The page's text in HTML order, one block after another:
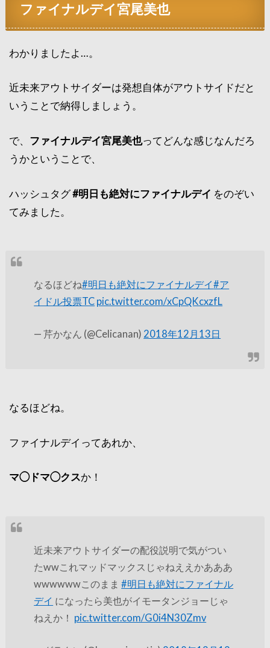
ファイナルデイ宮尾美也
わかりましたよ…。
近未来アウトサイダーは発想自体がアウトサイドだと
いうことで納得しましょう。
で、 ファイナルデイ宮尾美也ってどんな感じなんだろ
うかということで、
ハッシュタグ#明日も絶対にファイナルデイ をのぞい
てみました。
なるほどね#明日も絶対にファイナルデイ#ア
イドル投票TC pic.twitter.com/xCpQKcxzfL
— 芹かなん (@Celicanan) 2018年12月13日
なるほどね。
ファイナルデイってあれか、
マ◯ドマ◯クスか！
近未来アウトサイダーの配役説明で気がつい
たwwこれマッドマックスじゃねええかあああ
wwwwwwこのまま#明日も絶対にファイナル
デイ になったら美也がイモータンジョーじゃ
ねえか！ pic.twitter.com/G0i4N30Zmv